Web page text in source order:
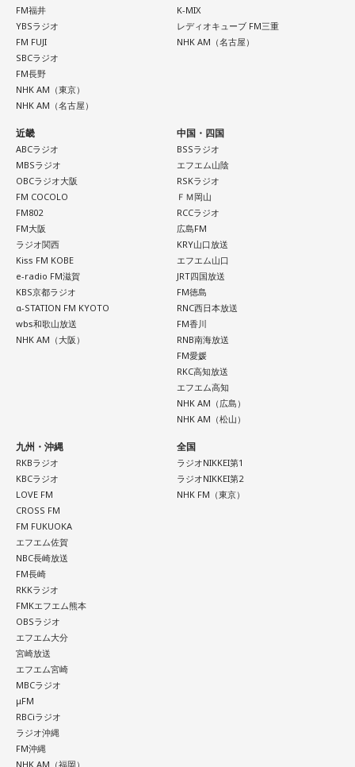
とすさまじい音が迫ります。アメリカ軍のP51・ムスタング
数機が低空で接近、満員の「419列車」に向かって、何度も
何度も容赦なく銃弾を撃ち込んできたのです。数分前まで、
日曜昼下がりの穏やかだった車内は、あちこちからうめき声
が聞こえ、人が折り重なるように倒れて、一面、血の海と化
この銃撃で亡くなった方は、警視庁の公式発表で52名。大半
の方が即死とみられ、地元の方によって、現場近くで荼毘に
付されたといいます。
「実は列車銃撃の調査を始めた頃、犠牲となった方で、お名
前が分かっていたのは、わずかお一人だったんです」
そう話すのは、八王子市在住の齊藤勉さん、68歳。現在、
「いのはなトンネル列車銃撃遭難者慰霊の会」の会長を務め
齊藤さんは23歳の時、市が行った「八王子の空襲と戦災の記
録」の編集に関わったことで、戦没者のご遺族の方とお逢い
して、戦争体験の聞き取り調査を行うようになりました。た
だ、普通の空襲は、家の場所を調べれば、お住まいになって
いた人が分かりますが、列車の乗客は、たまたま乗り合わせ
た人ばかりで、調査は困難を極めたんですね。
そこで、齊藤さんをはじめ本の編集委員の皆さんは、新聞や
テレビなどの協力を得て、ときには、新聞に「尋ね人」の広
告も出しながら、列車に乗っていた人を探しました。まだ新
聞やテレビの影響力が強かった時代、終戦40年を前に、健在
のご遺族も多く、次から次へと名乗り出ていらして、およそ8
割の亡くなった方のお名前が判明しました。
いのはな慰霊碑
合わせて、地元の皆さんからもこの悲惨な銃撃を語り継いで
FM福井
YBSラジオ
FM FUJI
SBCラジオ
FM長野
NHK AM（東京）
NHK AM（名古屋）
K-MIX
レディオキューブ FM三重
NHK AM（名古屋）
近畿
ABCラジオ
MBSラジオ
OBCラジオ大阪
FM COCOLO
FM802
FM大阪
ラジオ関西
Kiss FM KOBE
e-radio FM滋賀
KBS京都ラジオ
α-STATION FM KYOTO
wbs和歌山放送
NHK AM（大阪）
中国・四国
BSSラジオ
エフエム山陰
RSKラジオ
ＦＭ岡山
RCCラジオ
広島FM
KRY山口放送
エフエム山口
JRT四国放送
FM徳島
RNC西日本放送
FM香川
RNB南海放送
FM愛媛
RKC高知放送
エフエム高知
NHK AM（広島）
NHK AM（松山）
九州・沖縄
RKBラジオ
KBCラジオ
LOVE FM
CROSS FM
FM FUKUOKA
エフエム佐賀
NBC長崎放送
FM長崎
RKKラジオ
FMKエフエム熊本
OBSラジオ
エフエム大分
宮崎放送
エフエム宮崎
MBCラジオ
μFM
RBCiラジオ
ラジオ沖縄
FM沖縄
NHK AM（福岡）
全国
ラジオNIKKEI第1
ラジオNIKKEI第2
NHK FM（東京）